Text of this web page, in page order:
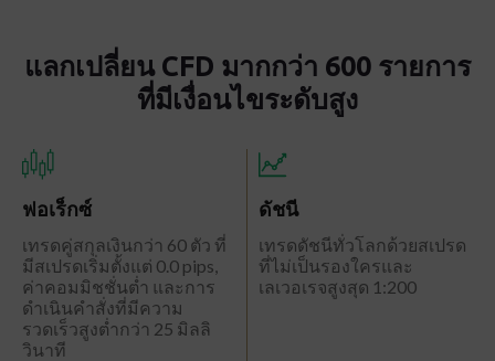
แลกเปลี่ยน CFD มากกว่า 600 รายการ
ที่มีเงื่อนไขระดับสูง
ฟอเร็กซ์
เทรดคู่สกุลเงินกว่า 60 ตัว ที่
มีสเปรดเริ่มตั้งแต่ 0.0 pips,
ค่าคอมมิชชั่นต่ำ และการ
ดำเนินคำสั่งที่มีความ
รวดเร็วสูงต่ำกว่า 25 มิลลิ
วินาที
ดัชนี
เทรดดัชนีทั่วโลกด้วยสเปรด
ที่ไม่เป็นรองใครและ
เลเวอเรจสูงสุด 1:200